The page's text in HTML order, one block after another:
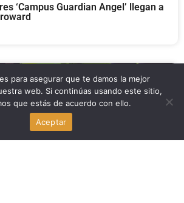
‘Campus Guardian Angel’ llegan a
ratifica la ley de Florida que
en espectáculos drag
para asegurar que te damos la mejor
web. Si continúas usando este sitio,
que estás de acuerdo con ello.
Aceptar